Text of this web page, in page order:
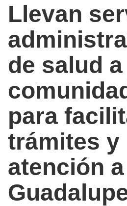
Llevan
de salud a
para
trámites y
atención a